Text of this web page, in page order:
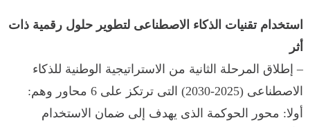
استخدام تقنيات الذكاء الاصطناعى لتطوير حلول رقمية ذات
أثر
– إطلاق المرحلة الثانية من الاستراتيجية الوطنية للذكاء
الاصطناعى (2025-2030) التى ترتكز على 6 محاور وهم:
أولا: محور الحوكمة الذى يهدف إلى ضمان الاستخدام